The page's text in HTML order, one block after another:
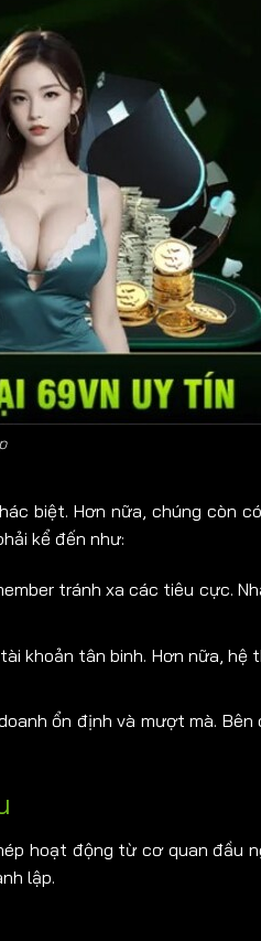
biệt. Hơn nữa, chúng còn
kể đến như:
tránh xa các tiêu cực.
khoản tân binh. Hơn nữa,
ổn định và mượt mà.
hoạt động từ cơ quan đầu
lập.